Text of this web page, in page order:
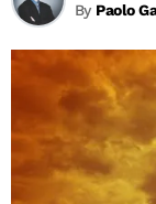
By Paolo